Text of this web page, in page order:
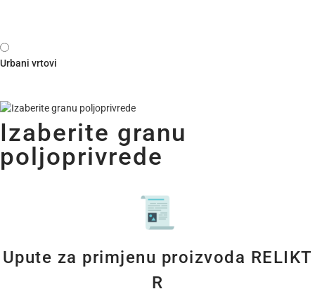
Urbani vrtovi
Izaberite granu
poljoprivrede
Upute za primjenu proizvoda RELIKT
R